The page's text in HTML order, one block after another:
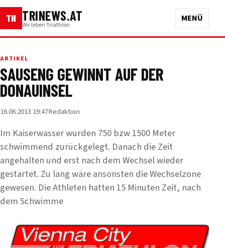
TN TRINEWS.AT
Wir leben Triathlon
MENÜ
ARTIKEL
SAUSENG GEWINNT AUF DER
DONAUINSEL
16.06.2013 19:47Redaktion
Im Kaiserwasser wurden 750 bzw 1500 Meter
schwimmend zurückgelegt. Danach die Zeit
angehalten und erst nach dem Wechsel wieder
gestartet. Zu lang wäre ansonsten die Wechselzone
gewesen. Die Athleten hatten 15 Minuten Zeit, nach
dem Schwimme